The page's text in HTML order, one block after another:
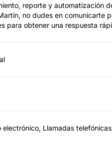
reporte y automatización
no dudes en comunicarte
para obtener una respuesta
electrónico, Llamadas